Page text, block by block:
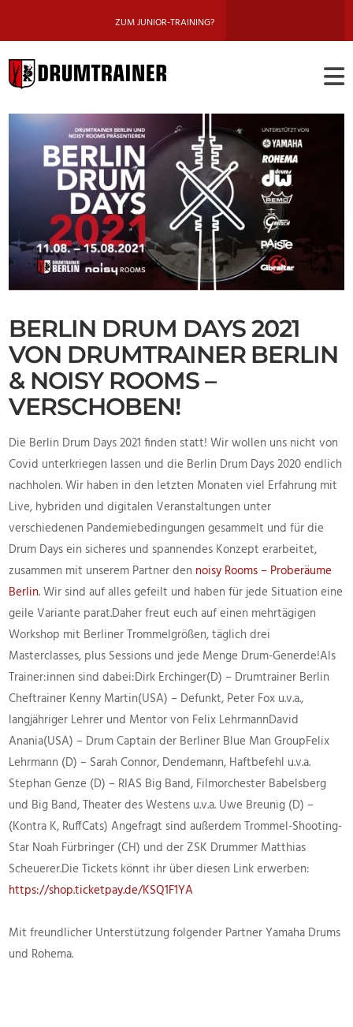
ZUM JUNIOR-TRAINING?
BERLIN
BERLIN DRUM DAYS 2021
VON DRUMTRAINER BERLIN
& NOISY ROOMS –
VERSCHOBEN!
Die Berlin Drum Days 2021 finden statt! Wir wollen uns nicht von
Covid unterkriegen lassen und die Berlin Drum Days 2020 endlich
nachholen. Wir haben in den letzten Monaten viel Erfahrung mit
Live, hybriden und digitalen Veranstaltungen unter
verschiedenen Pandemiebedingungen gesammelt und für die
Drum Days ein sicheres und spannendes Konzept erarbeitet,
zusammen mit unserem Partner den noisy Rooms – Proberäume
Berlin. Wir sind auf alles gefeilt und haben für jede Situation eine
geile Variante parat.Daher freut euch auf einen mehrtägigen
Workshop mit Berliner Trommelgrößen, täglich drei
Masterclasses, plus Sessions und jede Menge Drum-Generde!Als
Trainer:innen sind dabei:Dirk Erchinger(D) – Drumtrainer Berlin
Cheftrainer Kenny Martin(USA) – Defunkt, Peter Fox u.v.a.,
langjähriger Lehrer und Mentor von Felix LehrmannDavid
Anania(USA) – Drum Captain der Berliner Blue Man GroupFelix
Lehrmann (D) – Sarah Connor, Dendemann, Haftbefehl u.v.a.
Stephan Genze (D) – RIAS Big Band, Filmorchester Babelsberg
und Big Band, Theater des Westens u.v.a. Uwe Breunig (D) –
(Kontra K, RuffCats) Angefragt sind außerdem Trommel-Shooting-
Star Noah Fürbringer (CH) und der ZSK Drummer Matthias
Scheuerer.Die Tickets könnt ihr über diesen Link erwerben:
https://shop.ticketpay.de/KSQ1F1YA
Mit freundlicher Unterstützung folgender Partner Yamaha Drums
und Rohema.